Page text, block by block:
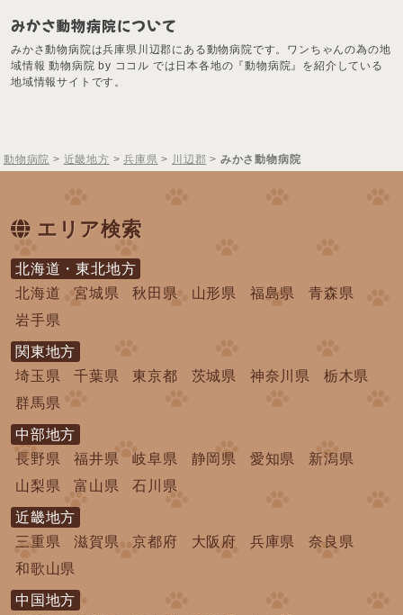
みかさ動物病院について
みかさ動物病院は兵庫県川辺郡にある動物病院です。ワンちゃんの為の地
域情報 動物病院 by ココル では日本各地の『動物病院』を紹介している
地域情報サイトです。
動物病院 > 近畿地方 >兵庫県 > 川辺郡 > みかさ動物病院
エリア検索
北海道・東北地方
北海道
宮城県 秋田県 山形県 福島県
青森県
岩手県
関東地方
埼玉県
千葉県 東京都 茨城県 神奈川県
栃木県
群馬県
中部地方
長野県
福井県 岐阜県 静岡県 愛知県
新潟県
山梨県
富山県 石川県
近畿地方
三重県
滋賀県 京都府 大阪府 兵庫県
奈良県
和歌山県
中国地方